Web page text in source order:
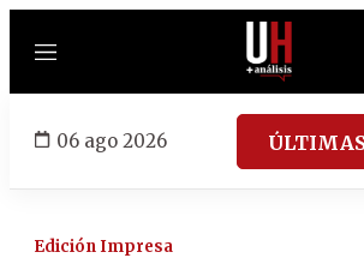
Menú
06 ago 2026
Edición Impresa